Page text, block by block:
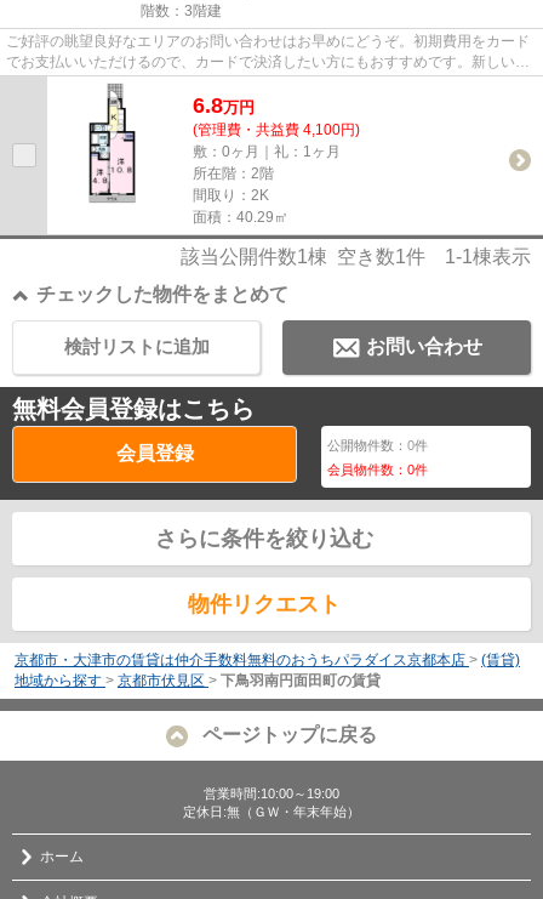
階数：3階建
ご好評の眺望良好なエリアのお問い合わせはお早めにどうぞ。初期費用をカード
でお支払いいただけるので、カードで決済したい方にもおすすめです。新しい
日々を送るにふさわしい、きれ...
6.8万円
(管理費・共益費 4,100円)
敷：0ヶ月｜礼：1ヶ月
所在階：2階
間取り：2K
面積：40.29㎡
該当公開件数1棟 空き数1件 1-1棟表示
チェックした物件をまとめて
お問い合わせ
検討リストに追加
無料会員登録はこちら
会員登録 公開物件数：0件
会員物件数：0件
さらに条件を絞り込む
物件リクエスト
京都市・大津市の賃貸は仲介手数料無料のおうちパラダイス京都本店 > (賃貸)
地域から探す > 京都市伏見区 > 下鳥羽南円面田町の賃貸
ページトップに戻る
営業時間:10:00～19:00
定休日:無（ＧＷ・年末年始）
ホーム